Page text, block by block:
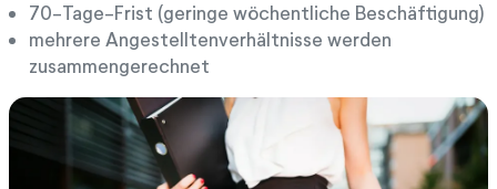
70-Tage-Frist (geringe wöchentliche Beschäftigung)
mehrere Angestelltenverhältnisse werden
zusammengerechnet